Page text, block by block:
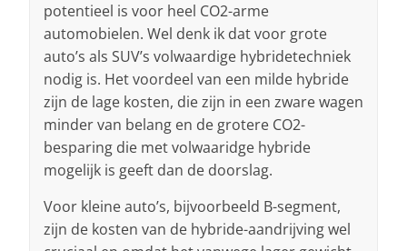
potentieel is voor heel CO2-arme
automobielen. Wel denk ik dat voor grote
auto’s als SUV’s volwaardige hybridetechniek
nodig is. Het voordeel van een milde hybride
zijn de lage kosten, die zijn in een zware wagen
minder van belang en de grotere CO2-
besparing die met volwaaridge hybride
mogelijk is geeft dan de doorslag.
Voor kleine auto’s, bijvoorbeeld B-segment,
zijn de kosten van de hybride-aandrijving wel